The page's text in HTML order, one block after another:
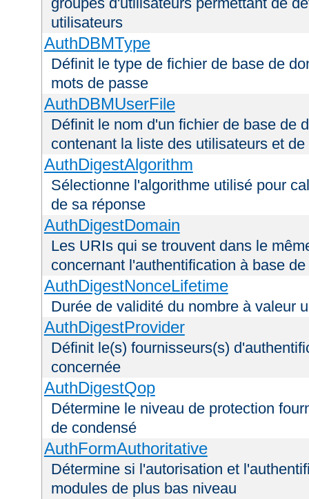
utilisateurs
AuthDBMType
Définit le type de fichier de base de
mots de passe
AuthDBMUserFile
Définit le nom d'un fichier de base de
contenant la liste des utilisateurs et
AuthDigestAlgorithm
Sélectionne l'algorithme utilisé pour
de sa réponse
AuthDigestDomain
Les URIs qui se trouvent dans le
concernant l'authentification à base
AuthDigestNonceLifetime
Durée de validité du nombre à valeur
AuthDigestProvider
Définit le(s) fournisseurs(s)
concernée
AuthDigestQop
Détermine le niveau de protection
de condensé
AuthFormAuthoritative
Détermine si l'autorisation et
modules de plus bas niveau